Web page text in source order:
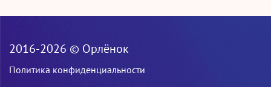
2016-2026 © Орлёнок
Политика конфиденциальности